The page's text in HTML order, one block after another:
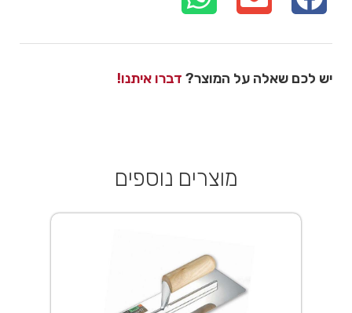
יש לכם שאלה על המוצר? דברו איתנו!
מוצרים נוספים